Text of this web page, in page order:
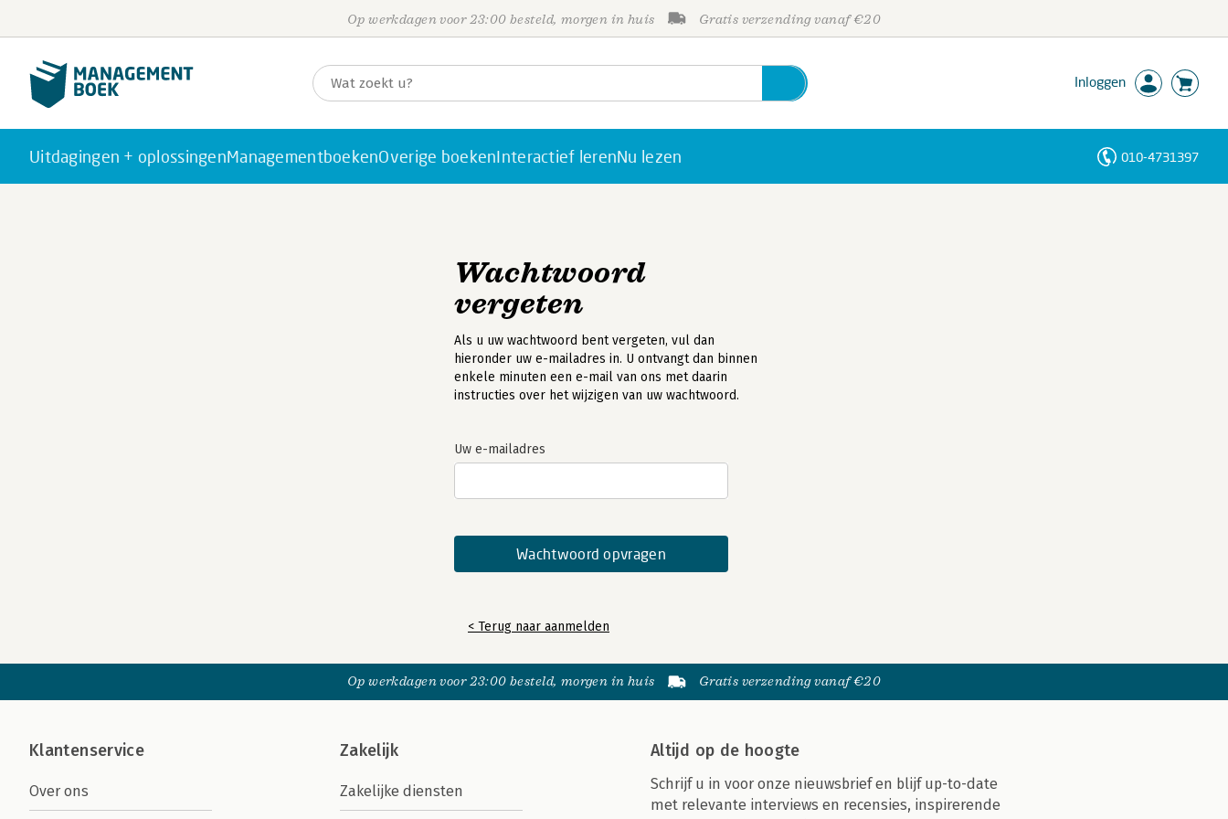
Op werkdagen voor 23:00 besteld, morgen in huis Gratis verzending vanaf €20
Inloggen
Uitdagingen + oplossingenManagementboekenOverige boekenInteractief lerenNu lezen 010-4731397
Wachtwoord
vergeten
Als u uw wachtwoord bent vergeten, vul dan
hieronder uw e-mailadres in. U ontvangt dan binnen
enkele minuten een e-mail van ons met daarin
instructies over het wijzigen van uw wachtwoord.
Uw e-mailadres
< Terug naar aanmelden
Op werkdagen voor 23:00 besteld, morgen in huis Gratis verzending vanaf €20
Klantenservice
Over ons
Zakelijk
Zakelijke diensten
Altijd op de hoogte
Schrijf u in voor onze nieuwsbrief en blijf up-to-date
met relevante interviews en recensies, inspirerende
Personen